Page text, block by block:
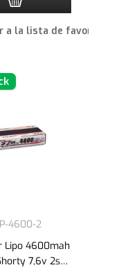
a la lista de favoritos
4600-2
Lipo 4600mah
7,6v 2s